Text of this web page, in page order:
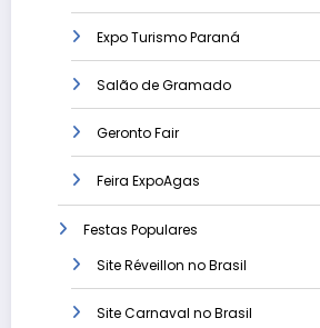
Expo Turismo Paraná
Salão de Gramado
Geronto Fair
Feira ExpoAgas
Festas Populares
Site Réveillon no Brasil
Site Carnaval no Brasil